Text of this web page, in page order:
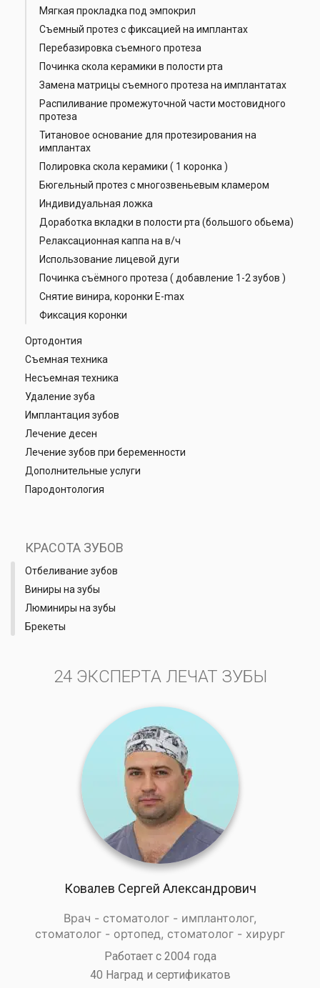
Мягкая прокладка под эмпокрил
Съемный протез с фиксацией на имплантах
Перебазировка съемного протеза
Починка скола керамики в полости рта
Замена матрицы съемного протеза на имплантатах
Распиливание промежуточной части мостовидного
протеза
Титановое основание для протезирования на
имплантах
Полировка скола керамики ( 1 коронка )
Бюгельный протез с многозвеньевым кламером
Индивидуальная ложка
Доработка вкладки в полости рта (большого обьема)
Релаксационная каппа на в/ч
Использование лицевой дуги
Починка съёмного протеза ( добавление 1-2 зубов )
Снятие винира, коронки E-max
Фиксация коронки
Ортодонтия
Съемная техника
Несъемная техника
Удаление зуба
Имплантация зубов
Лечение десен
Лечение зубов при беременности
Дополнительные услуги
Пародонтология
КРАСОТА ЗУБОВ
Отбеливание зубов
Виниры на зубы
Люминиры на зубы
Брекеты
24 ЭКСПЕРТА ЛЕЧАТ ЗУБЫ
Ковалев Сергей Александрович
Врач - стоматолог - имплантолог,
стоматолог - ортопед, стоматолог - хирург
Работает с 2004 года
40 Наград и сертификатов